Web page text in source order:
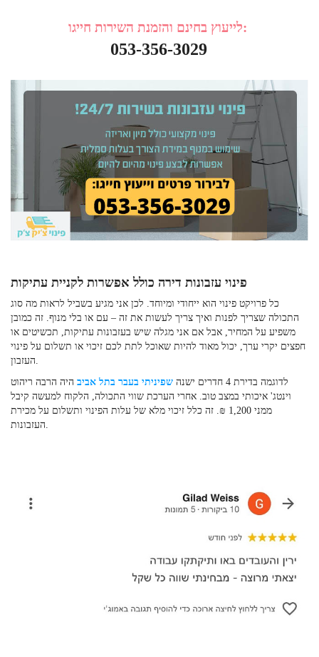
לייעוץ בחינם והזמנת השירות חייגו:
053-356-3029
פינוי עזבונות דירה כולל אפשרות לקניית עתיקות
כל פרויקט פינוי הוא ייחודי ומיוחד. לכן אני מגיע בשביל לראות מה סוג
התכולה שצריך לפנות ואיך צריך לעשות את זה – עם או בלי מנוף. זה כמובן
משפיע על המחיר, אבל אם אני מגלה שיש בעזבונות עתיקות, תכשיטים או
חפצים יקרי ערך, יכול מאוד להיות שאוכל לתת לכם זיכוי או תשלום על פינוי
העזבון.
לדוגמה בדירת 4 חדרים ישנה
שפיניתי בעבר בתל אביב היה הרבה ריהוט
וינטג' איכותי במצב טוב. אחרי הערכת שווי התכולה, הלקוח למעשה קיבל
ממני 1,200 ₪. זה כלל זיכוי מלא של עלות הפינוי ותשלום על מכירת
העזבונות.